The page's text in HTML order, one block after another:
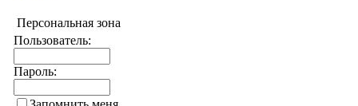
Персональная зона
Пользователь:
Пароль: